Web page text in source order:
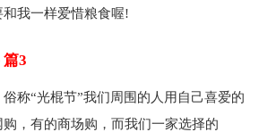
我一样爱惜粮食喔!
3
称“光棍节”我们周围的人用自己喜爱的
，有的商场购，而我们一家选择的